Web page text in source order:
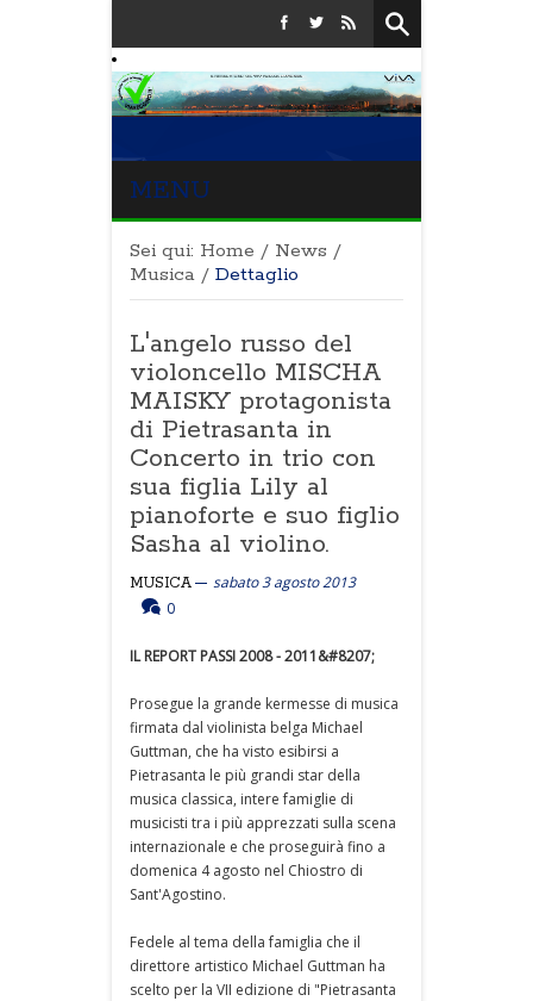
MENU
Sei qui: Home / News /
Musica / Dettaglio
L'angelo russo del
violoncello MISCHA
MAISKY protagonista
di Pietrasanta in
Concerto in trio con
sua figlia Lily al
pianoforte e suo figlio
Sasha al violino.
MUSICA
sabato 3 agosto 2013
0
IL REPORT PASSI 2008 - 2011&#8207;
Prosegue la grande kermesse di musica
firmata dal violinista belga Michael
Guttman, che ha visto esibirsi a
Pietrasanta le più grandi star della
musica classica, intere famiglie di
musicisti tra i più apprezzati sulla scena
internazionale e che proseguirà fino a
domenica 4 agosto nel Chiostro di
Sant'Agostino.
Fedele al tema della famiglia che il
direttore artistico Michael Guttman ha
scelto per la VII edizione di "Pietrasanta